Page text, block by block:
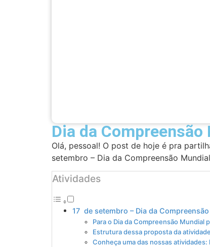
Dia da Compreensão
Olá, pessoal! O post de hoje é pra
setembro – Dia da Compreensão
Atividades
17 de setembro – Dia da
Para o Dia da Compreensão Mundial
Estrutura dessa proposta da
Conheça uma das nossas atividades: